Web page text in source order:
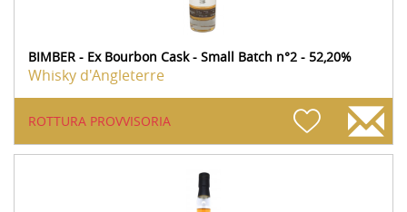
BIMBER - Ex Bourbon Cask - Small Batch n°2 - 52,20%
Whisky d'Angleterre
ROTTURA PROVVISORIA